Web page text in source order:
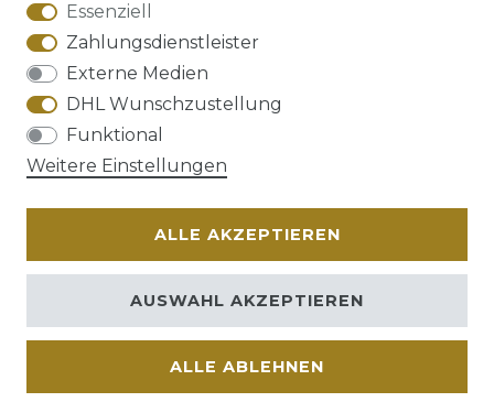
Widerrufs­recht
© Copyright 2026 | Alle Rechte vorbehalten.
Essenziell
Zahlungsdienstleister
Externe Medien
DHL Wunschzustellung
Funktional
Weitere Einstellungen
ALLE AKZEPTIEREN
ALLE ABLEHNEN
AUSWAHL AKZEPTIEREN